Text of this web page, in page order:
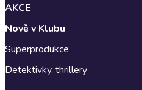
AKCE
Nově v Klubu
Superprodukce
Detektivky, thrillery